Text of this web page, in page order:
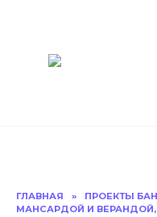
ГЛАВНАЯ » ПРОЕКТЫ
МАНСАРДОЙ И